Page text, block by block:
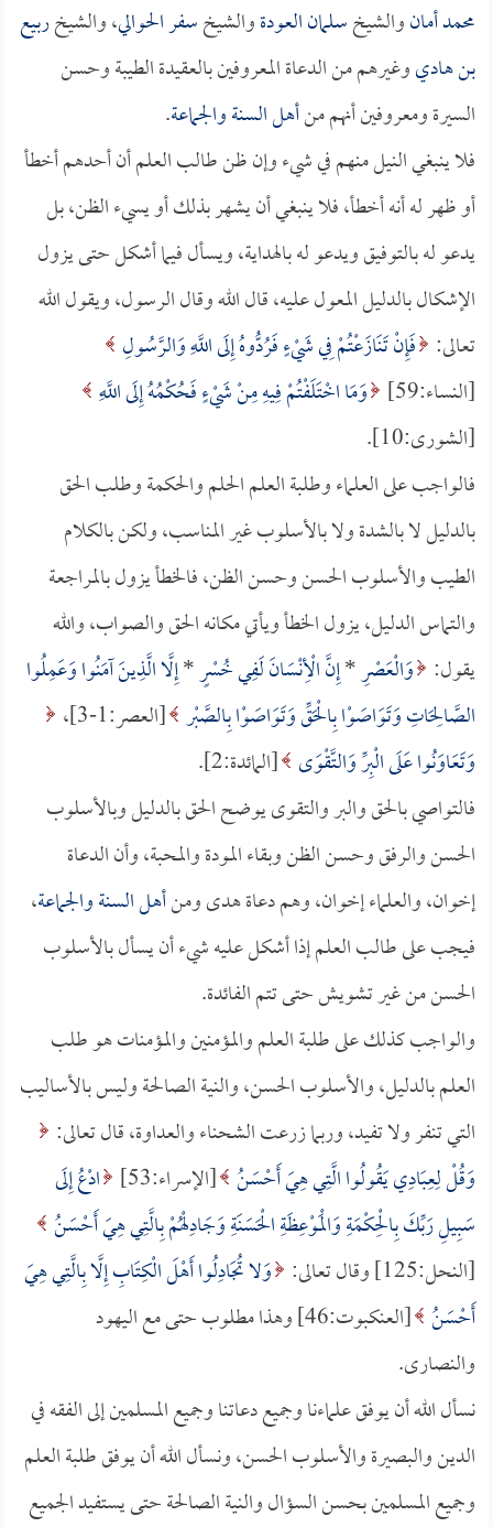
محمد أمانوالشيخسلمان العودةوالشيخسفر الحوالي، والشيخربيع
بن هاديوغيرهم من الدعاة المعروفين بالعقيدة الطيبة وحسن
السيرة ومعروفين أنهم منأهل السنة والجماعة.
فلا ينبغي النيل منهم في شيء وإن ظن طالب العلم أن أحدهم أخطأ
أو ظهر له أنه أخطأ، فلا ينبغي أن يشهر بذلك أو يسيء الظن، بل
يدعو له بالتوفيق ويدعو له بالهداية، ويسأل فيما أشكل حتى يزول
الإشكال بالدليل المعول عليه، قال الله وقال الرسول، ويقول الله
تعالى: فَإِنْ تَنَازَعْتُمْ فِي شَيْءٍ فَرُدُّوهُ إِلَى اللَّهِ وَالرَّسُولِ
[النساء:59]
وَمَا اخْتَلَفْتُمْ فِيهِ مِنْ شَيْءٍ فَحُكْمُهُ إِلَى اللَّهِ
[الشورى:10].
فالواجب على العلماء وطلبة العلم الحلم والحكمة وطلب الحق
بالدليل لا بالشدة ولا بالأسلوب غير المناسب، ولكن بالكلام
الطيب والأسلوب الحسن وحسن الظن، فالخطأ يزول بالمراجعة
والتماس الدليل، يزول الخطأ ويأتي مكانه الحق والصواب، والله
يقول: وَالْعَصْرِ*إِنَّ الْأِنْسَانَ لَفِي خُسْرٍ*إِلَّا الَّذِينَ آمَنُوا وَعَمِلُوا
الصَّالِحَاتِ وَتَوَاصَوْا بِالْحَقِّ وَتَوَاصَوْا بِالصَّبْر [العصر:1-3]،
وَتَعَاوَنُوا عَلَى الْبِرِّ وَالتَّقْوَى [المائدة:2].
فالتواصي بالحق والبر والتقوى يوضح الحق بالدليل وبالأسلوب
الحسن والرفق وحسن الظن وبقاء المودة والمحبة، وأن الدعاة
إخوان، والعلماء إخوان، وهم دعاة هدى ومنأهل السنة والجماعة،
فيجب على طالب العلم إذا أشكل عليه شيء أن يسأل بالأسلوب
الحسن من غير تشويش حتى تتم الفائدة.
والواجب كذلك على طلبة العلم والمؤمنين والمؤمنات هو طلب
العلم بالدليل، والأسلوب الحسن، والنية الصالحة وليس بالأساليب
التي تنفر ولا تفيد، وربما زرعت الشحناء والعداوة، قال تعالى:
وَقُلْ لِعِبَادِي يَقُولُوا الَّتِي هِيَ أَحْسَنُ [الإسراء:53]
ادْعُ إِلَى
سَبِيلِ رَبِّكَ بِالْحِكْمَةِ وَالْمَوْعِظَةِ الْحَسَنَةِ وَجَادِلْهُمْ بِالَّتِي هِيَ أَحْسَنُ
[النحل:125] وقال تعالى:
وَلا تُجَادِلُوا أَهْلَ الْكِتَابِ إِلَّا بِالَّتِي هِيَ
أَحْسَنُ
[العنكبوت:46] وهذا مطلوب حتى مع اليهود
والنصارى.
نسأل الله أن يوفق علماءنا وجميع دعاتنا وجميع المسلمين إلى الفقه في
الدين والبصيرة والأسلوب الحسن، ونسأل الله أن يوفق طلبة العلم
وجميع المسلمين بحسن السؤال والنية الصالحة حتى يستفيد الجميع